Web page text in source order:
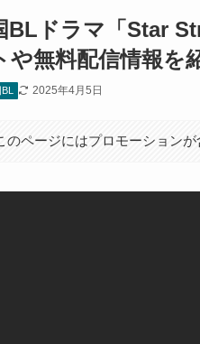
BLドラマ「Star
や無料配信情報を
2025年4月5日
のページにはプロモーションが